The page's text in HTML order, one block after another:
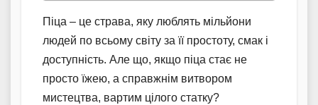
Піца – це страва, яку люблять мільйони
людей по всьому світу за її простоту, смак і
доступність. Але що, якщо піца стає не
просто їжею, а справжнім витвором
мистецтва, вартим цілого статку?